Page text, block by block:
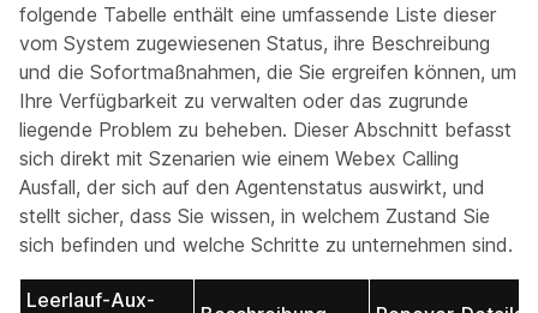
folgende Tabelle enthält eine umfassende Liste dieser
vom System zugewiesenen Status, ihre Beschreibung
und die Sofortmaßnahmen, die Sie ergreifen können, um
Ihre Verfügbarkeit zu verwalten oder das zugrunde
liegende Problem zu beheben. Dieser Abschnitt befasst
sich direkt mit Szenarien wie einem Webex Calling
Ausfall, der sich auf den Agentenstatus auswirkt, und
stellt sicher, dass Sie wissen, in welchem Zustand Sie
sich befinden und welche Schritte zu unternehmen sind.
Leerlauf-Aux-